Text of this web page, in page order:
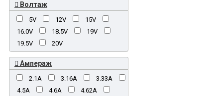
Волтаж
5V 12V
15V
16.0V
18.5V
19V
19.5V
20V
Ампераж
2.1A 3.16A
3.33A
4.5A
4.6A
4.62A